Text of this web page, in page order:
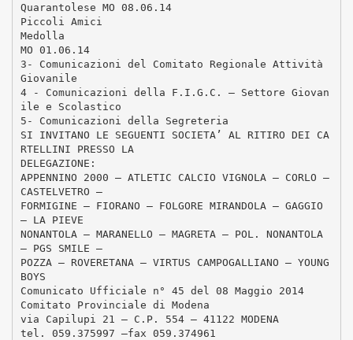
Quarantolese MO 08.06.14
Piccoli Amici
Medolla
MO 01.06.14
3- Comunicazioni del Comitato Regionale Attività
Giovanile
4 - Comunicazioni della F.I.G.C. – Settore Giovan
ile e Scolastico
5- Comunicazioni della Segreteria
SI INVITANO LE SEGUENTI SOCIETA’ AL RITIRO DEI CA
RTELLINI PRESSO LA
DELEGAZIONE:
APPENNINO 2000 – ATLETIC CALCIO VIGNOLA – CORLO –
CASTELVETRO –
FORMIGINE – FIORANO – FOLGORE MIRANDOLA – GAGGIO
– LA PIEVE
NONANTOLA – MARANELLO – MAGRETA – POL. NONANTOLA
– PGS SMILE –
POZZA – ROVERETANA – VIRTUS CAMPOGALLIANO – YOUNG
BOYS
Comunicato Ufficiale n° 45 del 08 Maggio 2014
Comitato Provinciale di Modena
via Capilupi 21 – C.P. 554 – 41122 MODENA
tel. 059.375997 –fax 059.374961